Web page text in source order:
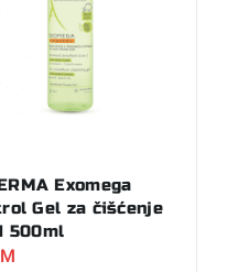
Exomega
Gel za čišćenje
500ml